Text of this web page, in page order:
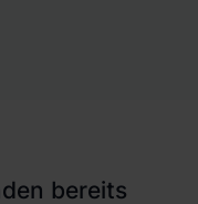
bereits